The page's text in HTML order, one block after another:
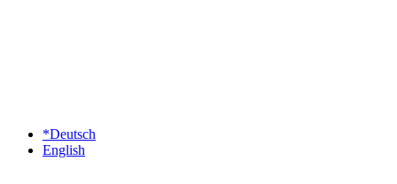
*Deutsch
English